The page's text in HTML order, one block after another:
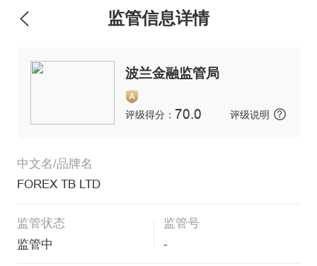
监管信息详情
波兰金融监管局
评级得分： 70.0 评级说明
中文名/品牌名
FOREX TB LTD
监管状态
监管中
监管号
-